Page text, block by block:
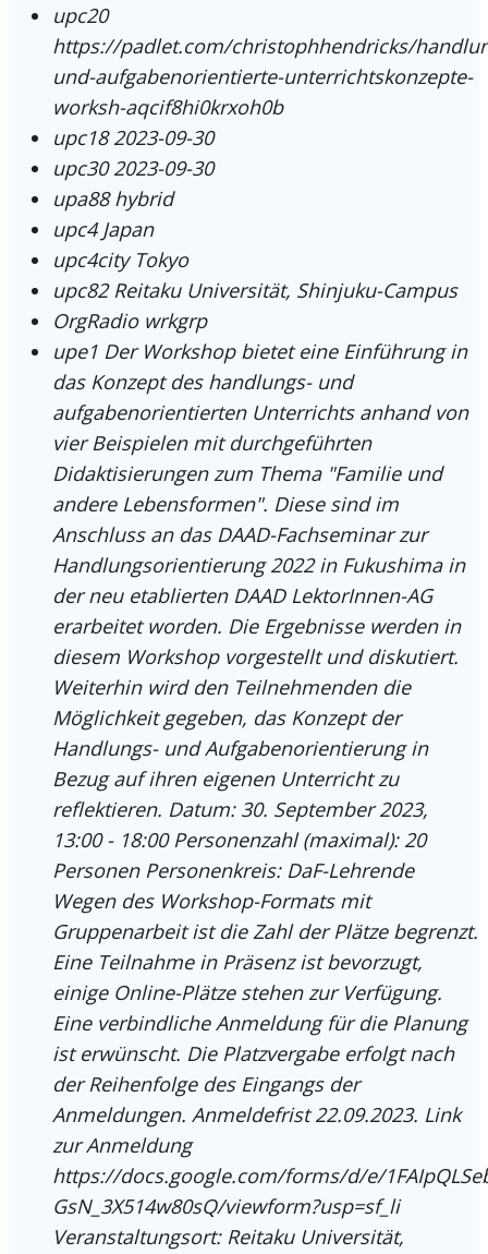
upc20
https://padlet.com/christophhendricks/
und-aufgabenorientierte-unterrichtskonzepte-
worksh-aqcif8hi0krxoh0b
upc18 2023-09-30
upc30 2023-09-30
upa88 hybrid
upc4 Japan
upc4city Tokyo
upc82 Reitaku Universität, Shinjuku-Campus
OrgRadio wrkgrp
upe1 Der Workshop bietet eine Einführung in
das Konzept des handlungs- und
aufgabenorientierten Unterrichts anhand von
vier Beispielen mit durchgeführten
Didaktisierungen zum Thema "Familie und
andere Lebensformen". Diese sind im
Anschluss an das DAAD-Fachseminar zur
Handlungsorientierung 2022 in Fukushima in
der neu etablierten DAAD LektorInnen-AG
erarbeitet worden. Die Ergebnisse werden in
diesem Workshop vorgestellt und diskutiert.
Weiterhin wird den Teilnehmenden die
Möglichkeit gegeben, das Konzept der
Handlungs- und Aufgabenorientierung in
Bezug auf ihren eigenen Unterricht zu
reflektieren. Datum: 30. September 2023,
13:00 - 18:00 Personenzahl (maximal): 20
Personen Personenkreis: DaF-Lehrende
Wegen des Workshop-Formats mit
Gruppenarbeit ist die Zahl der Plätze begrenzt.
Eine Teilnahme in Präsenz ist bevorzugt,
einige Online-Plätze stehen zur Verfügung.
Eine verbindliche Anmeldung für die Planung
ist erwünscht. Die Platzvergabe erfolgt nach
der Reihenfolge des Eingangs der
Anmeldungen. Anmeldefrist 22.09.2023. Link
zur Anmeldung
https://docs.google.com/forms/d/e/
GsN_3X514w80sQ/viewform?usp=sf_li
Veranstaltungsort: Reitaku Universität,